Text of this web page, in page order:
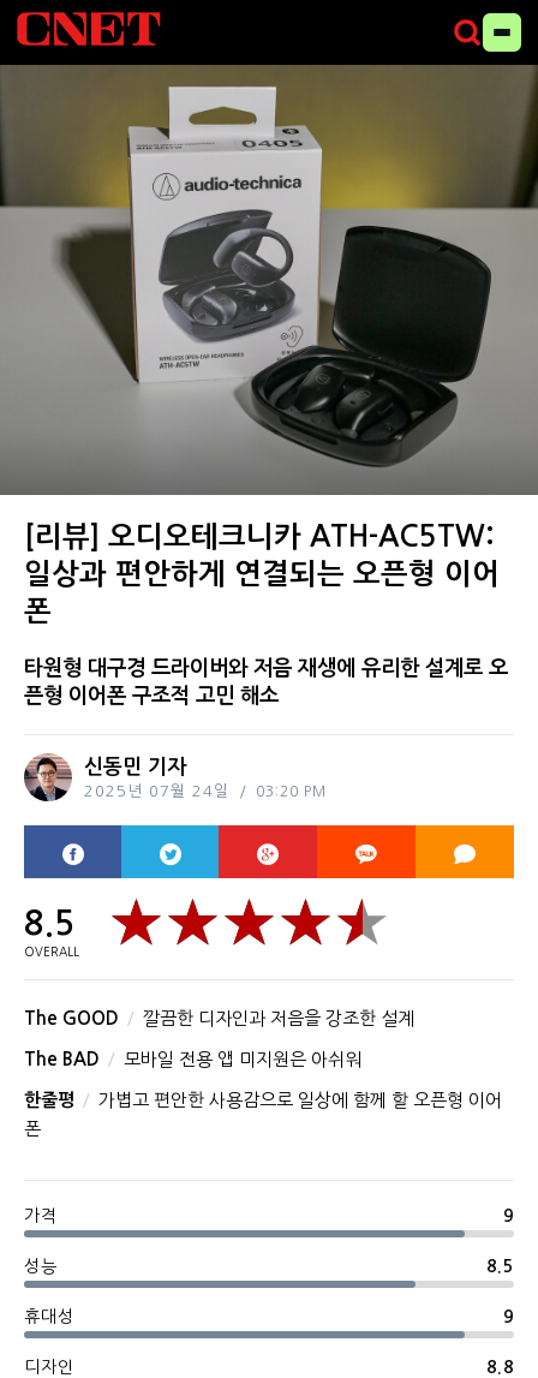
[리뷰] 오디오테크니카 ATH-AC5TW:
일상과 편안하게 연결되는 오픈형 이어
폰
타원형 대구경 드라이버와 저음 재생에 유리한 설계로 오
픈형 이어폰 구조적 고민 해소
신동민 기자
2025년 07월 24일 03:20 PM
8.5
OVERALL
The GOOD 깔끔한 디자인과 저음을 강조한 설계
The BAD 모바일 전용 앱 미지원은 아쉬워
한줄평
가볍고 편안한 사용감으로 일상에 함께 할 오픈형 이어
폰
가격 9
성능 8.5
휴대성 9
디자인 8.8